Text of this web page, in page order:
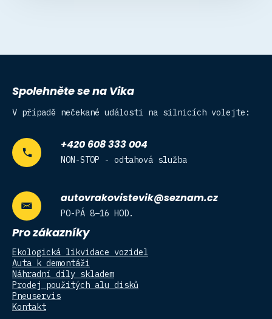
Spolehněte se na Vika
V případě nečekané události na silnicích volejte:
+420 608 333 004
NON-STOP - odtahová služba
autovrakovistevik@seznam.cz
PO-PÁ 8–16 HOD.
Pro zákazníky
Ekologická likvidace vozidel
Auta k demontáži
Náhradní díly skladem
Prodej použitých alu disků
Pneuservis
Kontakt